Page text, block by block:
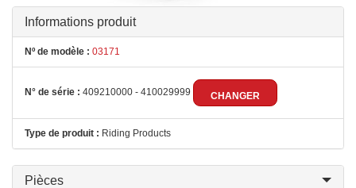
Informations produit
Nº de modèle : 03171
N° de série : 409210000 - 410029999 CHANGER
Type de produit : Riding Products
Pièces